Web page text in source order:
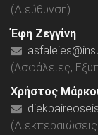
(Διεύθυνση)
Έφη Ζεγγίνη
(Ασφάλειες,
Χρήστος